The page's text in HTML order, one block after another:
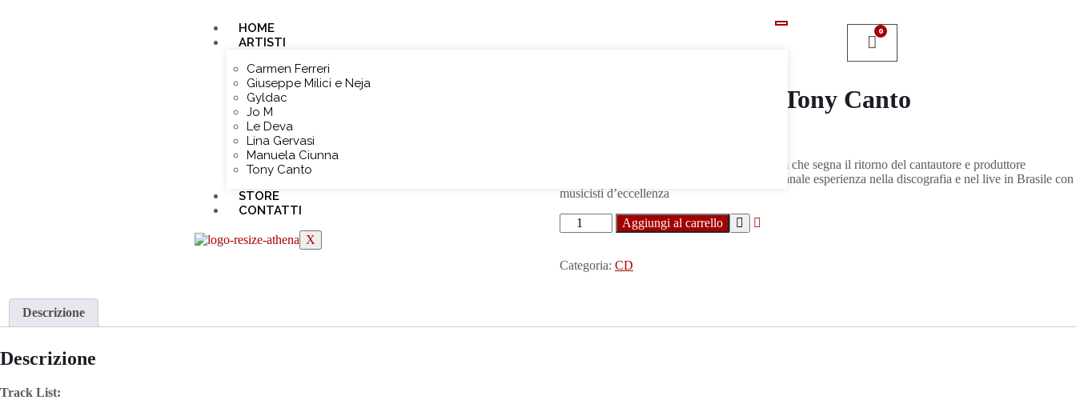
HOME
ARTISTI
Carmen Ferreri
Giuseppe Milici e Neja
Gyldac
Jo M
Le Deva
Lina Gervasi
Manuela Ciunna
Tony Canto
STORE
CONTATTI
X
Anima – Album CD Tony Canto
(Athena Produzioni Srls) è l’album che segna il ritorno del cantautore e produttore
messinese Tony Canto – dopo una pluridecennale esperienza nella discografia e nel live in Brasile con
musicisti d’eccellenza
Aggiungi al carrello
Categoria: CD
Descrizione
Descrizione
Track List: